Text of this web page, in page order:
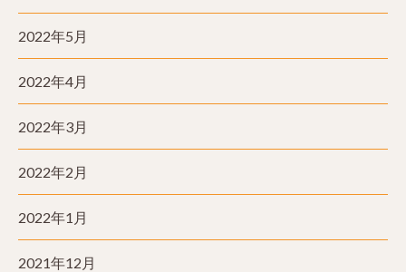
2022年5月
2022年4月
2022年3月
2022年2月
2022年1月
2021年12月